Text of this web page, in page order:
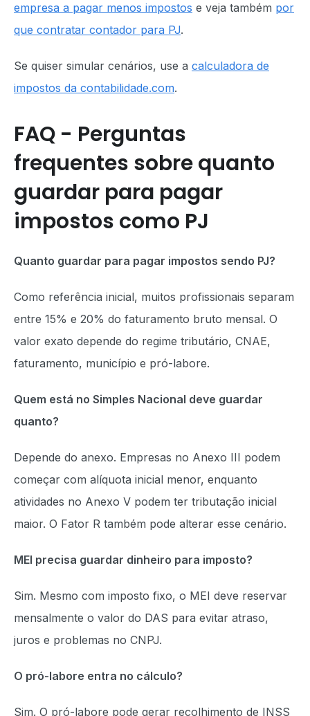
empresa a pagar menos impostos e veja também por
que contratar contador para PJ.
Se quiser simular cenários, use a calculadora de
impostos da contabilidade.com.
FAQ - Perguntas
frequentes sobre quanto
guardar para pagar
impostos como PJ
Quanto guardar para pagar impostos sendo PJ?
Como referência inicial, muitos profissionais separam
entre 15% e 20% do faturamento bruto mensal. O
valor exato depende do regime tributário, CNAE,
faturamento, município e pró-labore.
Quem está no Simples Nacional deve guardar
quanto?
Depende do anexo. Empresas no Anexo III podem
começar com alíquota inicial menor, enquanto
atividades no Anexo V podem ter tributação inicial
maior. O Fator R também pode alterar esse cenário.
MEI precisa guardar dinheiro para imposto?
Sim. Mesmo com imposto fixo, o MEI deve reservar
mensalmente o valor do DAS para evitar atraso,
juros e problemas no CNPJ.
O pró-labore entra no cálculo?
Sim. O pró-labore pode gerar recolhimento de INSS